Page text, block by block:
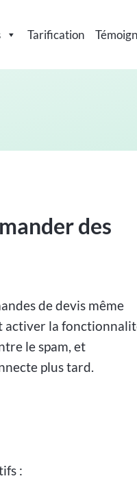
Tarification
des
de devis même
activer la
le spam, et
plus tard.
: